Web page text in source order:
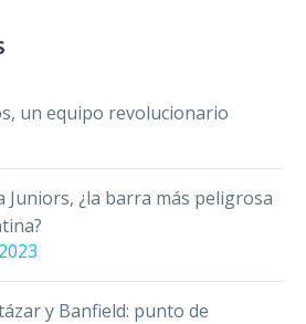
un equipo revolucionario
Juniors, ¿la barra más peligrosa
y Banfield: punto de